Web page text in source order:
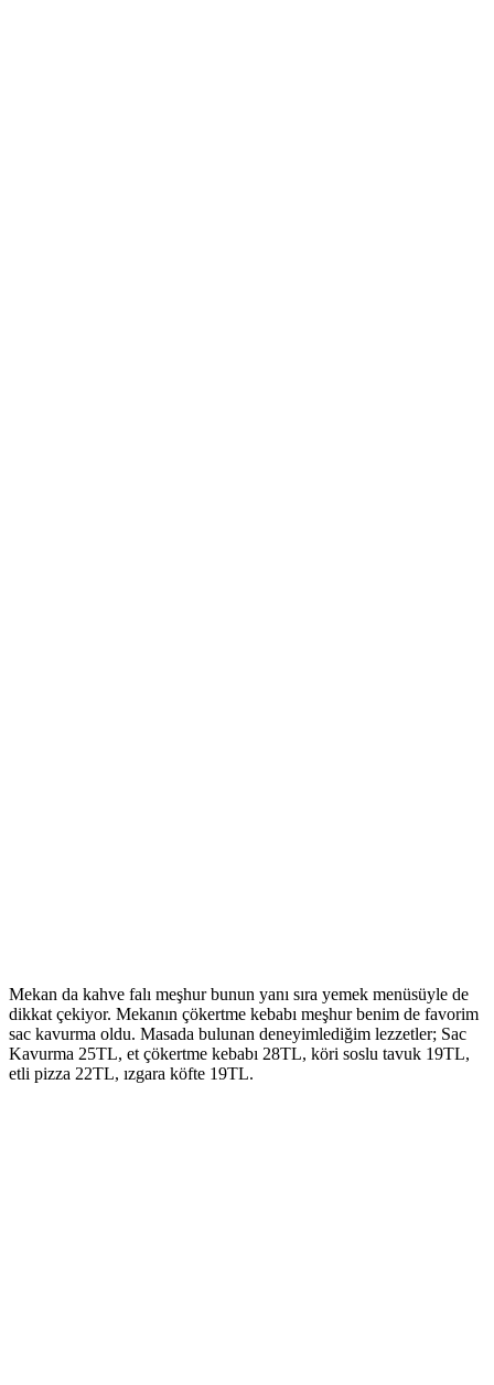
Mekan da kahve falı meşhur bunun yanı sıra yemek menüsüyle de
dikkat çekiyor. Mekanın çökertme kebabı meşhur benim de favorim
sac kavurma oldu. Masada bulunan deneyimlediğim lezzetler; Sac
Kavurma 25TL, et çökertme kebabı 28TL, köri soslu tavuk 19TL,
etli pizza 22TL, ızgara köfte 19TL.